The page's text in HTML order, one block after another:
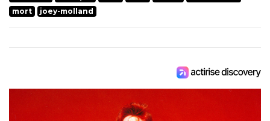
mort
joey-molland